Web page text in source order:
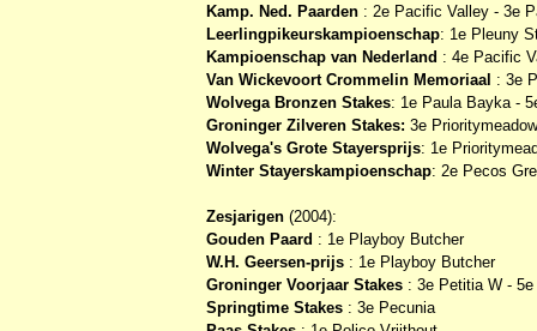
Kamp. Ned. Paarden : 2e Pacific Valley - 3e
Leerlingpikeurskampioenschap: 1e Pleuny
Kampioenschap van Nederland : 4e Pacific
Van Wickevoort Crommelin Memoriaal : 3e
Wolvega Bronzen Stakes: 1e Paula Bayka -
Groninger Zilveren Stakes: 3e Prioritymeadow
Wolvega's Grote Stayersprijs: 1e
Winter Stayerskampioenschap: 2e Pecos
Zesjarigen (2004):
Gouden Paard : 1e Playboy Butcher
W.H. Geersen-prijs : 1e Playboy Butcher
Groninger Voorjaar Stakes : 3e Petitia W -
Springtime Stakes : 3e Pecunia